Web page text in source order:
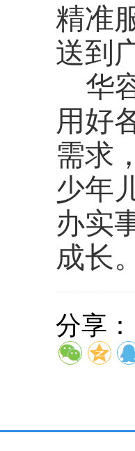
精准
送到
华
用好
需求
少年
办实
成长
分享：